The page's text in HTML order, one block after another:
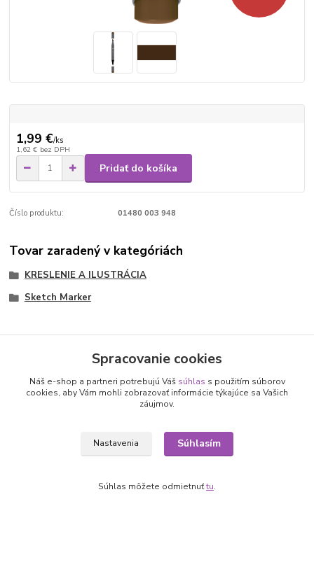
1,99 €/ks
1,62 € bez DPH
Pridať do košíka
Číslo produktu: 01480 003 948
Tovar zaradený v kategóriách
KRESLENIE A ILUSTRÁCIA
Sketch Marker
Nepremeškajte novinky, akcie a
zľavy!
Prihlásiť sa
spracovaním osobných údajov
Spracovanie cookies
Náš e-shop a partneri potrebujú Váš súhlas s použitím súborov
cookies, aby Vám mohli zobrazovať informácie týkajúce sa Vašich
záujmov.
Nastavenia Súhlasím
Súhlas môžete odmietnuťtu.